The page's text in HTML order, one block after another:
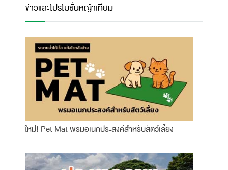
ข่าวและโปรโมชั่นหญ้าเทียม
ใหม่! Pet Mat พรมอเนกประสงค์สำหรับสัตว์เลี้ยง